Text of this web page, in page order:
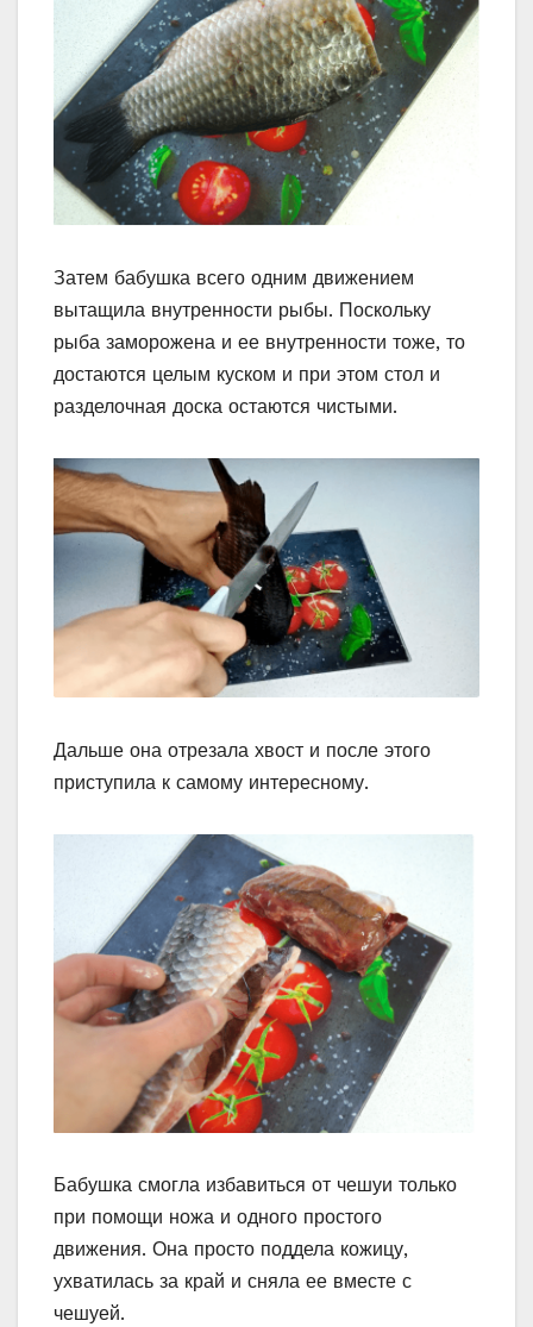
Затем бабушка всего одним движением
вытащила внутренности рыбы. Поскольку
рыба заморожена и ее внутренности тоже, то
достаются целым куском и при этом стол и
разделочная доска остаются чистыми.
Дальше она отрезала хвост и после этого
приступила к самому интересному.
Бабушка смогла избавиться от чешуи только
при помощи ножа и одного простого
движения. Она просто поддела кожицу,
ухватилась за край и сняла ее вместе с
чешуей.